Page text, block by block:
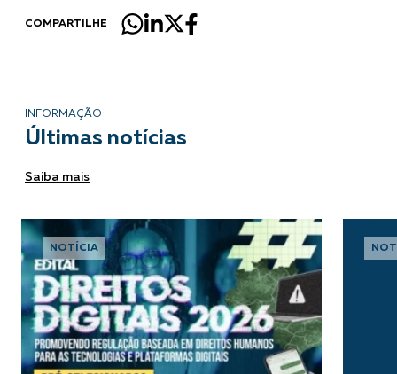
COMPARTILHE
INFORMAÇÃO
Últimas notícias
Saiba mais
NOTÍCIA